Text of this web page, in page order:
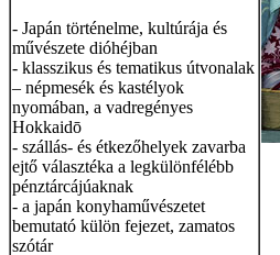
- Japán történelme, kultúrája és
művészete dióhéjban
- klasszikus és tematikus útvonalak
– népmesék és kastélyok
nyomában, a vadregényes
Hokkaidō
- szállás- és étkezőhelyek zavarba
ejtő választéka a legkülönfélébb
pénztárcájúaknak
- a japán konyhaművészetet
bemutató külön fejezet, zamatos
szótár